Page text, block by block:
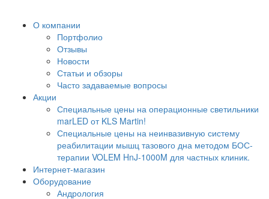
О компании
Портфолио
Отзывы
Новости
Статьи и обзоры
Часто задаваемые вопросы
Акции
Специальные цены на операционные светильники
marLED от KLS Martin!
Специальные цены на неинвазивную систему
реабилитации мышц тазового дна методом БОС-
терапии VOLEM HnJ-1000M для частных клиник.
Интернет-магазин
Оборудование
Андрология